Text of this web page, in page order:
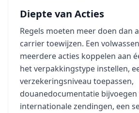
Diepte van Acties
Regels moeten meer doen dan
carrier toewijzen. Een
meerdere acties koppelen aan
het verpakkingstype instellen,
verzekeringsniveau toepassen,
douanedocumentatie
internationale zendingen, een